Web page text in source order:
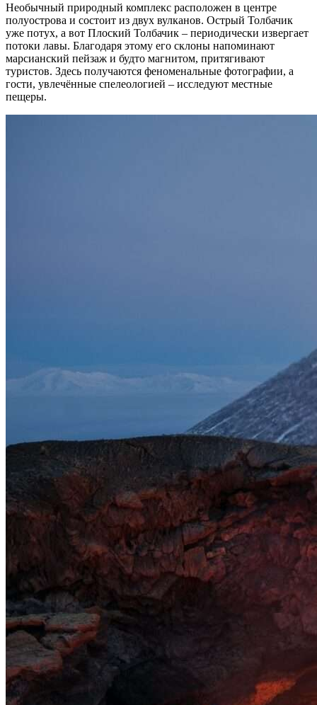
Необычный природный комплекс расположен в центре
полуострова и состоит из двух вулканов. Острый Толбачик
уже потух, а вот Плоский Толбачик – периодически извергает
потоки лавы. Благодаря этому его склоны напоминают
марсианский пейзаж и будто магнитом, притягивают
туристов. Здесь получаются феноменальные фотографии, а
гости, увлечённые спелеологией – исследуют местные
пещеры.